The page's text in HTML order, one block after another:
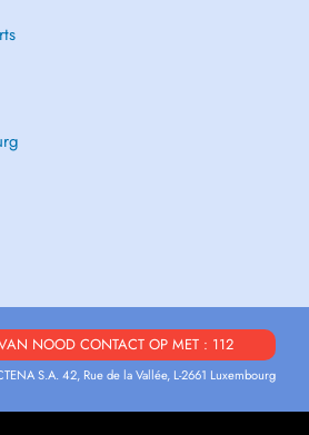
NOOD CONTACT OP MET : 112
S.A. 42, Rue de la Vallée, L-2661 Luxembourg